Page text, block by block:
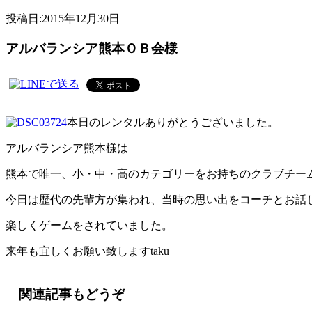
投稿日:2015年12月30日
アルバランシア熊本ＯＢ会様
本日のレンタルありがとうございました。
アルバランシア熊本様は
熊本で唯一、小・中・高のカテゴリーをお持ちのクラブチー
今日は歴代の先輩方が集われ、当時の思い出をコーチとお話
楽しくゲームをされていました。
来年も宜しくお願い致しますtaku
関連記事もどうぞ